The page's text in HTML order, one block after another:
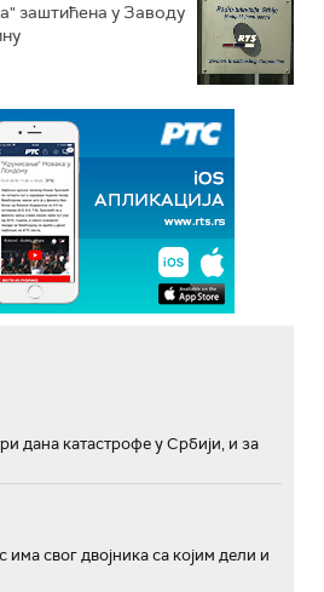
заштићена у Заводу
дана катастрофе у Србији, и за
има свог двојника са којим дели и